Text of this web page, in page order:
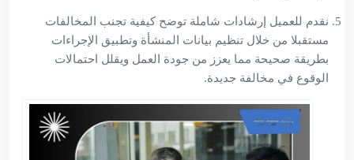
نقدم للعميل إرشادات شاملة توضح كيفية تجنب المخالفات
مستقبلا من خلال تنظيم بيانات المنشأة وتطبيق الإجراءات
بطريقة صحيحة مما يعزز من جودة العمل ويقلل احتمالات
الوقوع في مخالفة جديدة.